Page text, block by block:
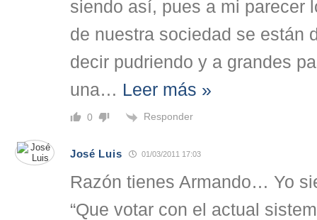
siendo así, pues a mi parecer
de nuestra sociedad se están
decir pudriendo y a grandes
una… Leer más »
0 Responder
José Luis 01/03/2011 17:03
Razón tienes Armando… Yo
“Que votar con el actual